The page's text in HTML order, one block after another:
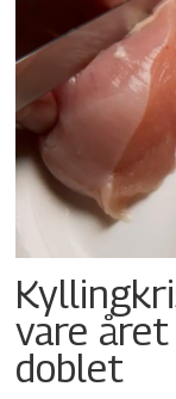
vare
doblet